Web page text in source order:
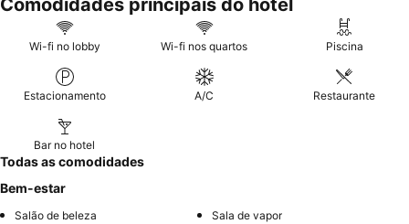
Comodidades principais do hotel
Wi-fi no lobby Wi-fi nos quartos Piscina
Estacionamento A/C Restaurante
Bar no hotel
Todas as comodidades
Bem-estar
Salão de beleza Sala de vapor